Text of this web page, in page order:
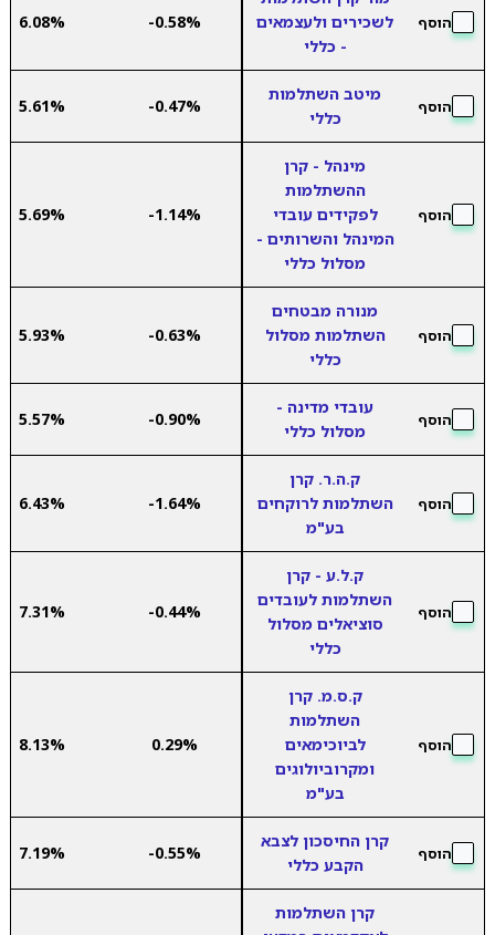
הוסף
לשכירים ולעצמאים
- כללי
-0.58%
6.08%
הוסף
מיטב השתלמות
כללי
-0.47%
5.61%
הוסף
מינהל - קרן
ההשתלמות
לפקידים עובדי
המינהל והשרותים -
מסלול כללי
-1.14%
5.69%
הוסף
מנורה מבטחים
השתלמות מסלול
כללי
-0.63%
5.93%
הוסף
עובדי מדינה -
מסלול כללי
-0.90%
5.57%
הוסף
ק.ה.ר. קרן
השתלמות לרוקחים
בע"מ
-1.64%
6.43%
הוסף
ק.ל.ע - קרן
השתלמות לעובדים
סוציאלים מסלול
כללי
-0.44%
7.31%
הוסף
ק.ס.מ. קרן
השתלמות
לביוכימאים
ומקרוביולוגים
בע"מ
0.29%
8.13%
הוסף
קרן החיסכון לצבא
הקבע כללי
-0.55%
7.19%
קרן השתלמות